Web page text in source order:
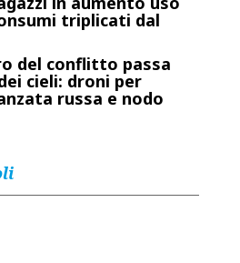
triplicati dal
del conflitto passa
cieli: droni per
russa e nodo